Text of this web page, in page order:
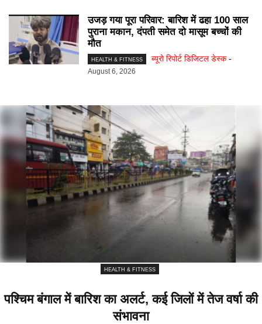
उजड़ गया पूरा परिवार: बारिश में ढहा 100 साल
पुराना मकान, दंपती समेत दो मासूम बच्चों की
मौत
HEALTH & FITNESS ब्यूरो रिपोर्ट डिजिटल डेस्क -
August 6, 2026
HEALTH & FITNESS
पश्चिम बंगाल में बारिश का अलर्ट, कई जिलों में तेज वर्षा की
संभावना